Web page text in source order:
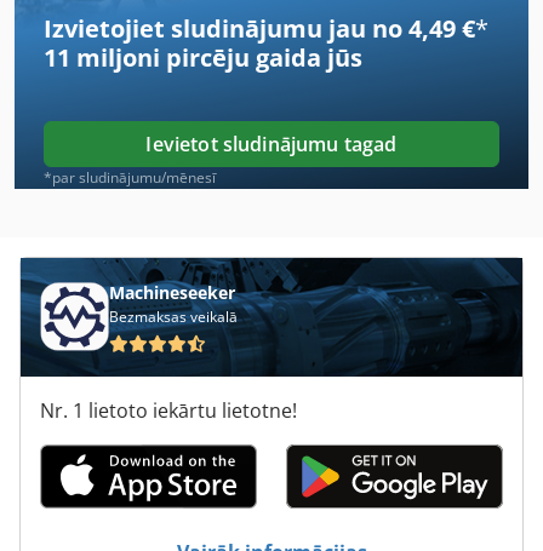
Case Ih 5140
Case Ih 5400
Case Ih 633
Case Ih 7140
Case Ih 744
Case Ih 8230
Case Ih 844 S
Case Ih 8930
Case Ih 9230
Izvietojiet sludinājumu jau no 4,49 €*
11 miljoni pircēju gaida jūs
Ievietot sludinājumu tagad
*par sludinājumu/mēnesī
Machineseeker
Bezmaksas veikalā
Nr. 1 lietoto iekārtu lietotne!